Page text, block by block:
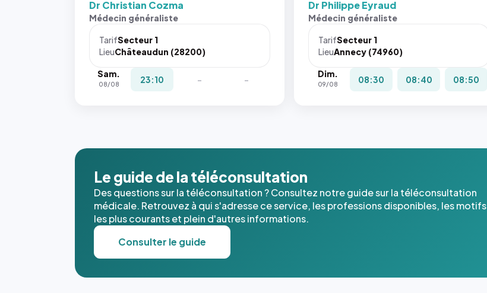
Sans ces
navigateur
pas la
place, et
l'annuaire
dans ce
cas. #}
Dr Christian Cozma
Médecin généraliste
TarifSecteur 1
LieuChâteaudun (28200)
Sam.
08/08 23:10 - -
Sans ces
navigateur
pas la
place, et
cas. #}
Dr Philippe Eyraud
Médecin généraliste
TarifSecteur 1
LieuAnnecy (74960)
Dim.
09/08 08:30 08:40 08:50
Le guide de la téléconsultation
Des questions sur la téléconsultation ? Consultez notre guide sur la téléconsultation
médicale. Retrouvez à qui s'adresse ce service, les professions disponibles, les motifs
les plus courants et plein d'autres informations.
Consulter le guide